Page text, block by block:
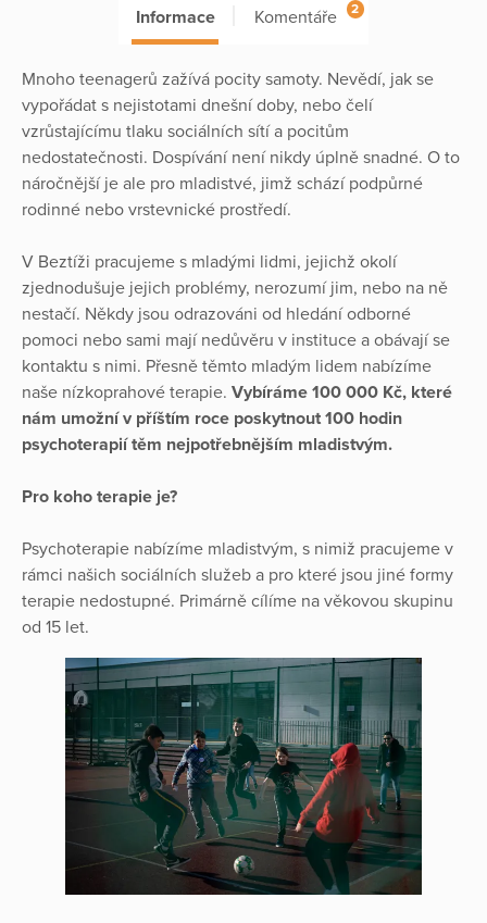
Informace Komentáře 2
Mnoho teenagerů zažívá pocity samoty. Nevědí, jak se
vypořádat s nejistotami dnešní doby, nebo čelí
vzrůstajícímu tlaku sociálních sítí a pocitům
nedostatečnosti. Dospívání není nikdy úplně snadné. O to
náročnější je ale pro mladistvé, jimž schází podpůrné
rodinné nebo vrstevnické prostředí.
V Beztíži pracujeme s mladými lidmi, jejichž okolí
zjednodušuje jejich problémy, nerozumí jim, nebo na ně
nestačí. Někdy jsou odrazováni od hledání odborné
pomoci nebo sami mají nedůvěru v instituce a obávají se
kontaktu s nimi. Přesně těmto mladým lidem nabízíme
naše nízkoprahové terapie. Vybíráme 100 000 Kč, které
nám umožní v příštím roce poskytnout 100 hodin
psychoterapií těm nejpotřebnějším mladistvým.
Pro koho terapie je?
Psychoterapie nabízíme mladistvým, s nimiž pracujeme v
rámci našich sociálních služeb a pro které jsou jiné formy
terapie nedostupné. Primárně cílíme na věkovou skupinu
od 15 let.